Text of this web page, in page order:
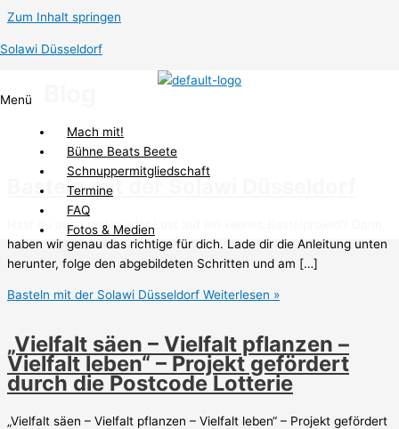
Zum Inhalt springen
Solawi Düsseldorf
Menü
Mach mit!
Bühne Beats Beete
Schnuppermitgliedschaft
Termine
FAQ
Fotos & Medien
Basteln mit der Solawi Düsseldorf
Hast du auch mal wieder Lust auf ein kleines Bastelprojekt? Dann
haben wir genau das richtige für dich. Lade dir die Anleitung unten
herunter, folge den abgebildeten Schritten und am […]
Basteln mit der Solawi Düsseldorf Weiterlesen »
„Vielfalt säen – Vielfalt pflanzen –
Vielfalt leben“ – Projekt gefördert
durch die Postcode Lotterie
„Vielfalt säen – Vielfalt pflanzen – Vielfalt leben“ – Projekt gefördert